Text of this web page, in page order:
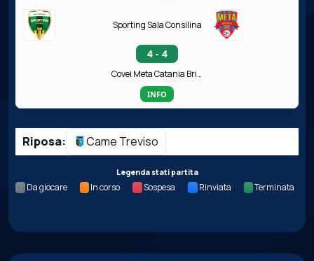
Sporting Sala Consilina
4 - 4
Covei Meta Catania Bricocity
INFO
Riposa: Came Treviso
Legenda stati partita
Da giocare In corso Sospesa Rinviata Terminata